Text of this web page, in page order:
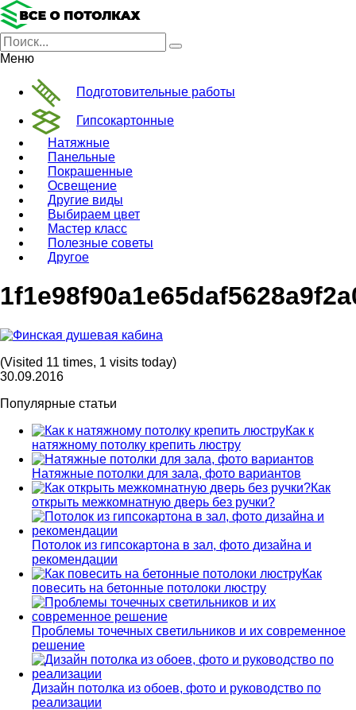
Меню
Подготовительные работы
Гипсокартонные
Натяжные
Панельные
Покрашенные
Освещение
Другие виды
Выбираем цвет
Мастер класс
Полезные советы
Другое
(Visited 11 times, 1 visits today)
30.09.2016
Популярные статьи
Как к
натяжному потолку крепить люстру
Натяжные потолки для зала, фото вариантов
Как
открыть межкомнатную дверь без ручки?
Потолок из гипсокартона в зал, фото дизайна и
рекомендации
Как
повесить на бетонные потолоки люстру
Проблемы точечных светильников и их современное
решение
Дизайн потолка из обоев, фото и руководство по
реализации